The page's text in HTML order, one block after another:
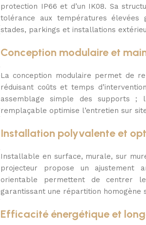
protection IP66 et d’un IK08. Sa
tolérance aux températures élevées
stades, parkings et installations
Conception modulaire et
La conception modulaire permet de
réduisant coûts et temps
assemblage simple des supports ;
remplaçable optimise l’entretien sur
Installation polyvalente et
Installable en surface, murale, sur
projecteur propose un ajustement
orientable permettent de centrer
garantissant une répartition homogène
Efficacité énergétique et